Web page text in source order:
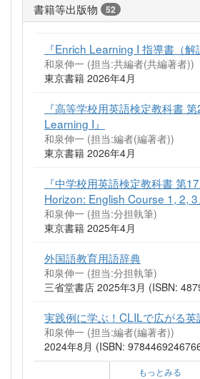
書籍等出版物 52
『Enrich Learning I 指導書（解
和泉伸一 (担当:共編者(共編著者))
東京書籍 2026年4月
『高等学校用英語検定教科書
Learning I』
和泉伸一 (担当:編者(編著者))
東京書籍 2026年4月
『中学校用英語検定教科書 第
Horizon: English Course 1, 2, 3
和泉伸一 (担当:分担執筆)
東京書籍 2025年4月
外国語教育用語辞典
和泉伸一 (担当:分担執筆)
三省堂書店 2025年3月 (ISBN:
実践例に学ぶ！CLILで広がる英
和泉伸一 (担当:編者(編著者))
2024年8月 (ISBN:
もっとみる